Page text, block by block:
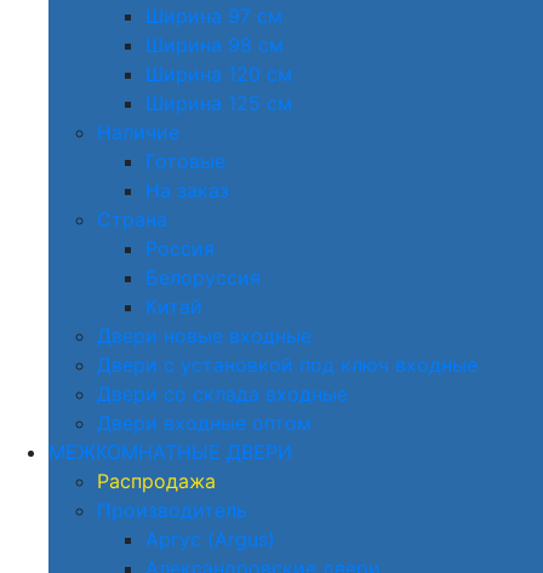
Ширина 97 см
Ширина 98 см
Ширина 120 см
Ширина 125 см
Наличие
Готовые
На заказ
Страна
Россия
Белоруссия
Китай
Двери новые входные
Двери с установкой под ключ входные
Двери со склада входные
Двери входные оптом
МЕЖКОМНАТНЫЕ ДВЕРИ
Распродажа
Производитель
Аргус (Argus)
Александровские двери